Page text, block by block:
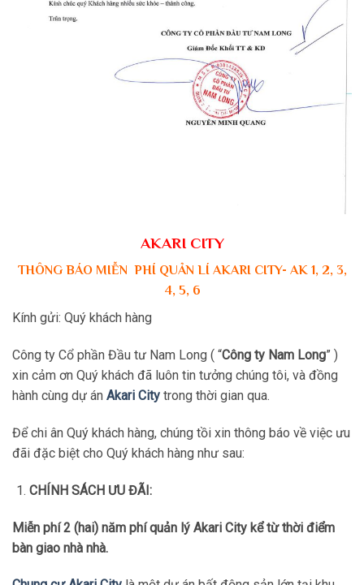
AKARI CITY
THÔNG BÁO MIỄN PHÍ QUẢN LÍ AKARI CITY- AK 1, 2, 3,
4, 5, 6
Kính gửi: Quý khách hàng
Công ty Cổ phần Đầu tư Nam Long ( “Công ty Nam Long” )
xin cảm ơn Quý khách đã luôn tin tưởng chúng tôi, và đồng
hành cùng dự án Akari City trong thời gian qua.
Để chi ân Quý khách hàng, chúng tồi xin thông báo về việc ưu
đãi đặc biệt cho Quý khách hàng như sau:
CHÍNH SÁCH ƯU ĐÃI:
Miễn phí 2 (hai) năm phí quản lý Akari City kể từ thời điểm
bàn giao nhà nhà.